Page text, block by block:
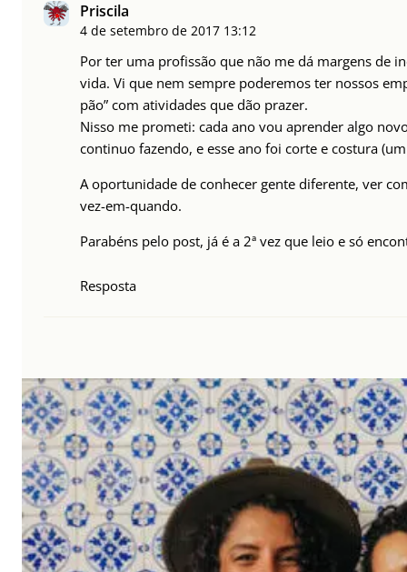
Priscila
4 de setembro de 2017 13:12
Por ter uma profissão que não me dá margens de
vida. Vi que nem sempre poderemos ter nossos
pão” com atividades que dão prazer.
Nisso me prometi: cada ano vou aprender algo
continuo fazendo, e esse ano foi corte e costura
A oportunidade de conhecer gente diferente, ver
vez-em-quando.
Parabéns pelo post, já é a 2ª vez que leio e só
Resposta